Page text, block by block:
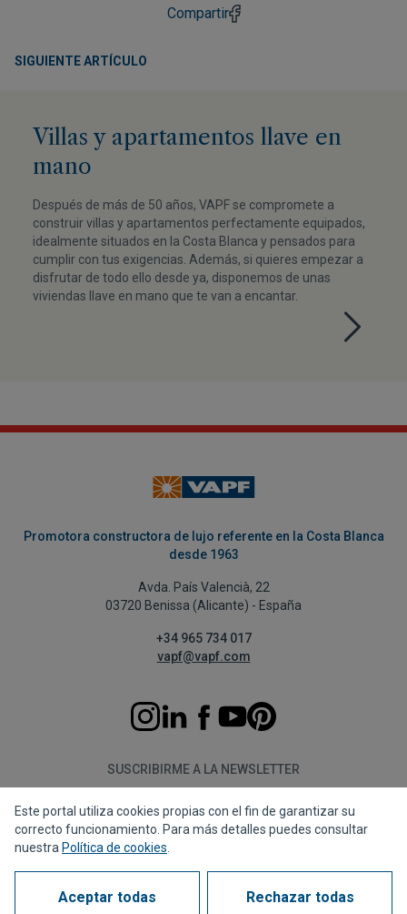
Compartir
SIGUIENTE ARTÍCULO
Villas y apartamentos llave en
mano
Después de más de 50 años, VAPF se compromete a
construir villas y apartamentos perfectamente equipados,
idealmente situados en la Costa Blanca y pensados para
cumplir con tus exigencias. Además, si quieres empezar a
disfrutar de todo ello desde ya, disponemos de unas
viviendas llave en mano que te van a encantar.
Promotora constructora de lujo referente en la Costa Blanca
desde 1963
Avda. País Valencià, 22
03720 Benissa (Alicante) - España
+34 965 734 017
vapf@vapf.com
SUSCRIBIRME A LA NEWSLETTER
Suscribirme
Política de privacidad Política de cookiesAviso legal
Este portal utiliza cookies propias con el fin de garantizar su
correcto funcionamiento. Para más detalles puedes consultar
nuestra Política de cookies
Aceptar todas Rechazar todas